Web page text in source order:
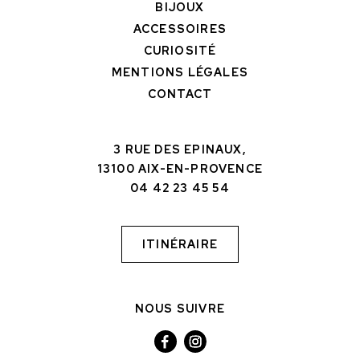
BIJOUX
ACCESSOIRES
CURIOSITÉ
MENTIONS LÉGALES
CONTACT
3 RUE DES EPINAUX,
13100 AIX-EN-PROVENCE
04 42 23 45 54
ITINÉRAIRE
NOUS SUIVRE